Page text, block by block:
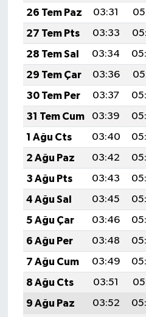
26 Tem Paz
03:31
27 Tem Pts
03:33
28 Tem Sal
03:34
29 Tem Çar
03:36
30 Tem Per
03:37
31 Tem Cum
03:39
1 Ağu Cts
03:40
2 Ağu Paz
03:42
3 Ağu Pts
03:43
4 Ağu Sal
03:45
5 Ağu Çar
03:46
6 Ağu Per
03:48
7 Ağu Cum
03:49
8 Ağu Cts
03:51
9 Ağu Paz
03:52